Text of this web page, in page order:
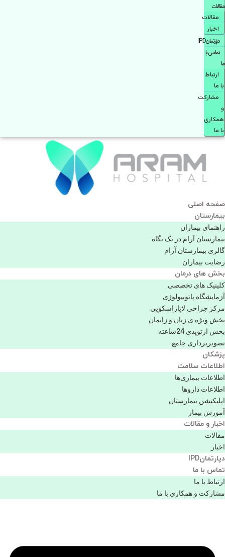
مقالات
مقالات
اخبار
دپارتمانIPD
تماس با
ما
ارتباط
با ما
مشاركت
و
همكاری
با ما
صفحه اصلی
بيمارستان
راهنماي بیماران
بیمارستان آرام در یک نگاه
گالری بیمارستان آرام
رضایت بیماران
بخش های درمان
کلینیک های تخصصی
آزمایشگاه پاتوبیولوژی
مرکز جراحی لاپاراسکوپی
بخش ویژه ی زنان و زایمان
بخش ارتوپدی 24ساعته
تصویربرداری جامع
پزشكان
اطلاعات سلامت
اطلاعات بیماری‌ها
اطلاعات دارو‌ها
اپليكيشن بيمارستان
آموزش بیمار
اخبار و مقالات
مقالات
اخبار
دپارتمانIPD
تماس با ما
ارتباط با ما
مشاركت و همكاری با ما